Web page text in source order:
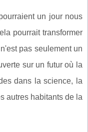
un jour nous
pourrait transformer
pas seulement un
sur un futur où la
dans la science, la
autres habitants de la